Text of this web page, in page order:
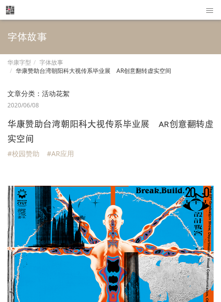
字体故事
华康字型
字体故事
华康赞助台湾朝阳科大视传系毕业展 AR创意翻转虚实空间
文章分类： 活动花絮
2020/06/08
华康赞助台湾朝阳科大视传系毕业展 AR创意翻转虚
实空间
#校园赞助 #AR应用